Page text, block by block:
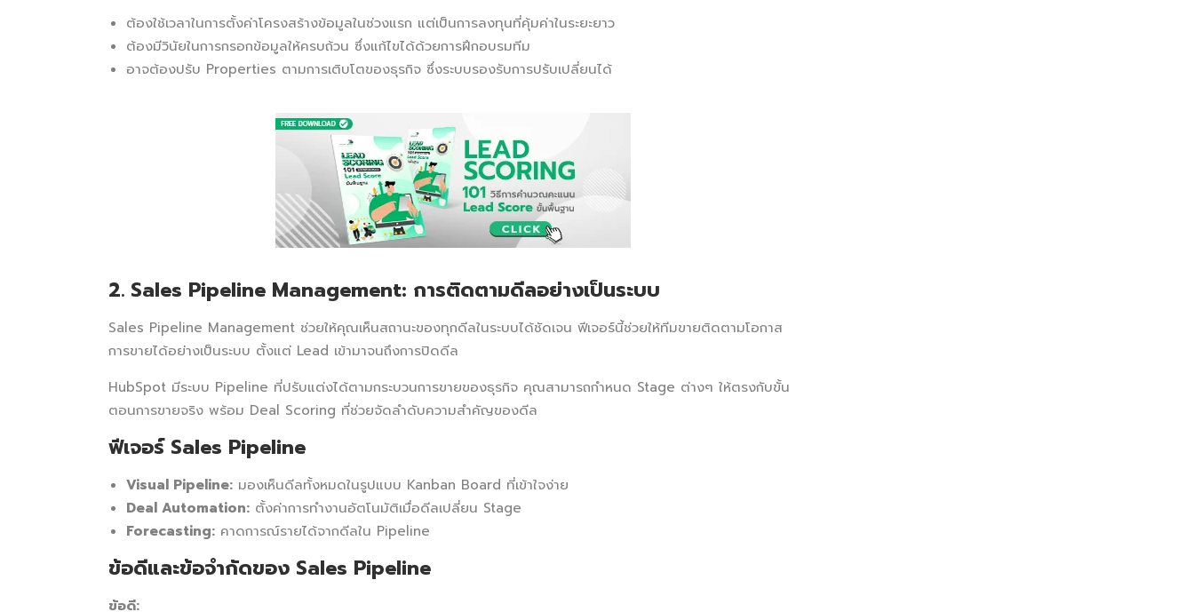
ต้องใช้เวลาในการตั้งค่าโครงสร้างข้อมูลในช่วงแรก แต่เป็นการลงทุนที่คุ้มค่าในระยะยาว
ต้องมีวินัยในการกรอกข้อมูลให้ครบถ้วน ซึ่งแก้ไขได้ด้วยการฝึกอบรมทีม
อาจต้องปรับ Properties ตามการเติบโตของธุรกิจ ซึ่งระบบรองรับการปรับเปลี่ยนได้
2. Sales Pipeline Management: การติดตามดีลอย่างเป็นระบบ
Sales Pipeline Management ช่วยให้คุณเห็นสถานะของทุกดีลในระบบได้ชัดเจน ฟีเจอร์นี้ช่วยให้ทีมขายติดตามโอกาส
การขายได้อย่างเป็นระบบ ตั้งแต่ Lead เข้ามาจนถึงการปิดดีล
HubSpot มีระบบ Pipeline ที่ปรับแต่งได้ตามกระบวนการขายของธุรกิจ คุณสามารถกำหนด Stage ต่างๆ ให้ตรงกับขั้น
ตอนการขายจริง พร้อม Deal Scoring ที่ช่วยจัดลำดับความสำคัญของดีล
ฟีเจอร์ Sales Pipeline
Visual Pipeline: มองเห็นดีลทั้งหมดในรูปแบบ Kanban Board ที่เข้าใจง่าย
Deal Automation: ตั้งค่าการทำงานอัตโนมัติเมื่อดีลเปลี่ยน Stage
Forecasting: คาดการณ์รายได้จากดีลใน Pipeline
ข้อดีและข้อจำกัดของ Sales Pipeline
ข้อดี: